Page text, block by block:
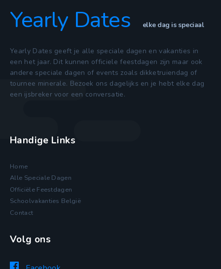
Yearly Dates elke dag is speciaal
Yearly Dates geeft je alle speciale dagen en vakanties in
een het jaar. Dit kunnen officiele feestdagen zijn maar ook
andere speciale dagen of events zoals dikketruiendag of
tournee minerale. Bezoek ons dagelijks en je hebt elke dag
een ijsbreker voor een conversatie.
Handige Links
Home
Alle Speciale Dagen
Officiële Feestdagen
Schoolvakanties België
Contact
Volg ons